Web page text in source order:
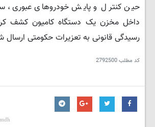
حین کنترل و پایش خودروهای عبوری،
داخل مخزن یک دستگاه کامیون کشف
رسیدگی قانونی به تعزیرات حکومتی ارسال
کد مطلب2792500